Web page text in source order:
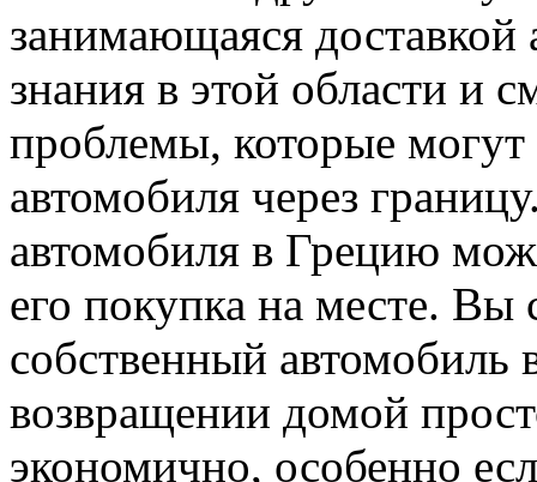
занимающаяся
знания в этой области и
проблемы, которые могут
автомобиля через
автомобиля в Грецию
его покупка на месте. Вы
собственный автомобиль
возвращении домой
экономично, особенно